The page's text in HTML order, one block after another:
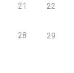
21 22
28 29